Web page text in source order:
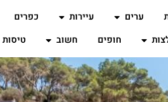
ערים עיירות כפרים
חופים חשוב טיסות